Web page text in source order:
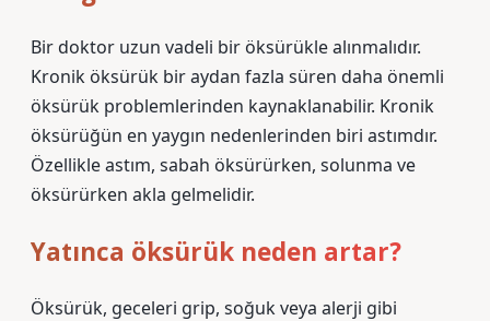
Bir doktor uzun vadeli bir öksürükle alınmalıdır.
Kronik öksürük bir aydan fazla süren daha önemli
öksürük problemlerinden kaynaklanabilir. Kronik
öksürüğün en yaygın nedenlerinden biri astımdır.
Özellikle astım, sabah öksürürken, solunma ve
öksürürken akla gelmelidir.
Yatınca öksürük neden artar?
Öksürük, geceleri grip, soğuk veya alerji gibi